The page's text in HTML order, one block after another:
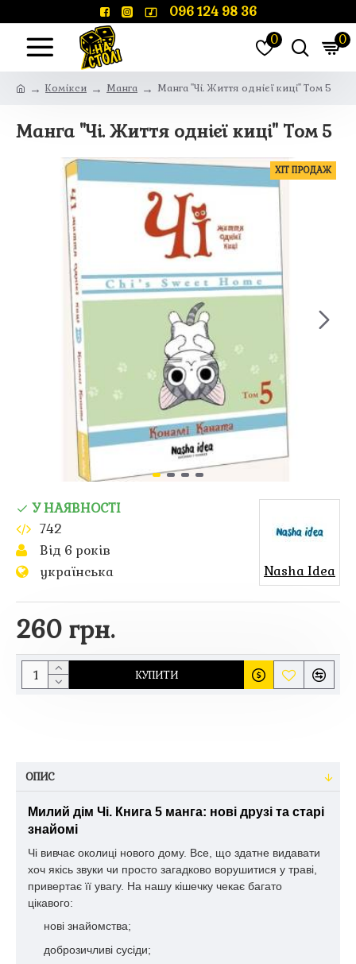
096 124 98 36
0 0
Комікси Манга Манга "Чі. Життя однієї киці" Том 5
Манга "Чі. Життя однієї киці" Том 5
ХІТ ПРОДАЖ
260 грн.
У НАЯВНОСТІ
742
Від 6 років
українська
Nasha Idea
КУПИТИ
ОПИС
Милий дім Чі. Книга 5 манга: нові друзі та старі
знайомі
Чі вивчає околиці нового дому. Все, що здатне видавати
хоч якісь звуки чи просто загадково ворушитися у траві,
привертає її увагу. На нашу кішечку чекає багато
цікавого:
нові знайомства;
доброзичливі сусіди;